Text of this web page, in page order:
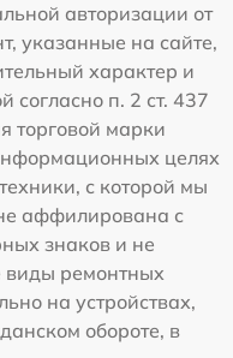
авторизации от
указанные на сайте,
характер и
согласно п. 2 ст. 437
торговой марки
целях
с которой мы
аффилирована с
знаков и не
виды ремонтных
на устройствах,
обороте, в